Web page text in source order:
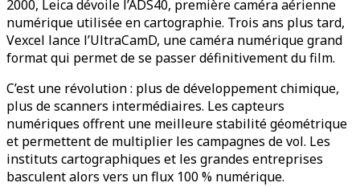
2000, Leica dévoile l’ADS40, première caméra aérienne
numérique utilisée en cartographie. Trois ans plus tard,
Vexcel lance l’UltraCamD, une caméra numérique grand
format qui permet de se passer définitivement du film.
C’est une révolution : plus de développement chimique,
plus de scanners intermédiaires. Les capteurs
numériques offrent une meilleure stabilité géométrique
et permettent de multiplier les campagnes de vol. Les
instituts cartographiques et les grandes entreprises
basculent alors vers un flux 100 % numérique.